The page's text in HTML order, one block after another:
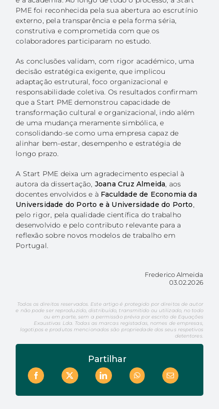
PME foi reconhecida pela sua abertura ao escrutínio
externo, pela transparência e pela forma séria,
construtiva e comprometida com que os
colaboradores participaram no estudo.
As conclusões validam, com rigor académico, uma
decisão estratégica exigente, que implicou
adaptação estrutural, foco organizacional e
responsabilidade coletiva. Os resultados confirmam
que a Start PME demonstrou capacidade de
transformação cultural e organizacional, indo além
de uma mudança meramente simbólica, e
consolidando-se como uma empresa capaz de
alinhar bem-estar, desempenho e estratégia de
longo prazo.
A Start PME deixa um agradecimento especial à
autora da dissertação, Joana Cruz Almeida, aos
docentes envolvidos e à Faculdade de Economia da
Universidade do Porto e à Universidade do Porto,
pelo rigor, pela qualidade científica do trabalho
desenvolvido e pelo contributo relevante para a
reflexão sobre novos modelos de trabalho em
Portugal.
Frederico Almeida
03.02.2026
Todos os direitos reservados. Este artigo é protegido por direitos de autor
e não pode ser reproduzido, distribuído, transmitido ou utilizado, no todo
ou em parte, sem a permissão prévia por escrito de Equações
Exaustivas Lda. Todas as marcas registadas, nomes de empresas,
logotipos e produtos mencionados são propriedade dos seus respetivos
detentores.
Partilhar